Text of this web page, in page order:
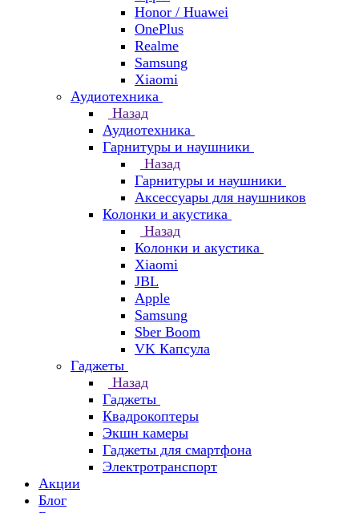
Honor / Huawei
OnePlus
Realme
Samsung
Xiaomi
Аудиотехника
Назад
Аудиотехника
Гарнитуры и наушники
Назад
Гарнитуры и наушники
Аксессуары для наушников
Колонки и акустика
Назад
Колонки и акустика
Xiaomi
JBL
Apple
Samsung
Sber Boom
VK Капсула
Гаджеты
Назад
Гаджеты
Квадрокоптеры
Экшн камеры
Гаджеты для смартфона
Электротранспорт
Акции
Блог